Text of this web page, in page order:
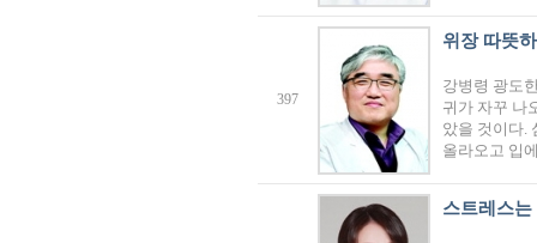
397
위장 따뜻
강병령 광도
귀가 자꾸 나
았을 것이다.
올라오고 입
스트레스